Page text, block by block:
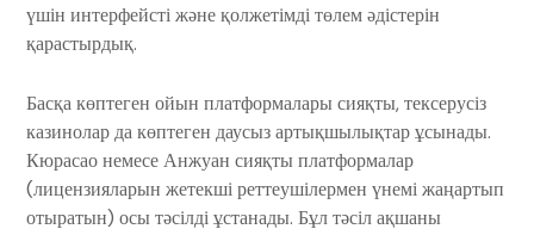
үшін интерфейсті және қолжетімді төлем әдістерін
қарастырдық.
Басқа көптеген ойын платформалары сияқты, тексерусіз
казинолар да көптеген даусыз артықшылықтар ұсынады.
Кюрасао немесе Анжуан сияқты платформалар
(лицензияларын жетекші реттеушілермен үнемі жаңартып
отыратын) осы тәсілді ұстанады. Бұл тәсіл ақшаны